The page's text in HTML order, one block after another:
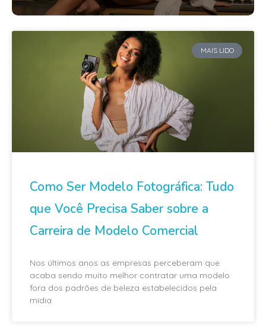
MAIS LIDO
Como Ser Modelo Fotográfica: Tudo
que Você Precisa Saber sobre a
Carreira de Modelo Comercial
Nos últimos anos as empresas perceberam que
acaba sendo muito melhor contratar uma modelo
fora dos padrões de beleza estabelecidos pela
mídia